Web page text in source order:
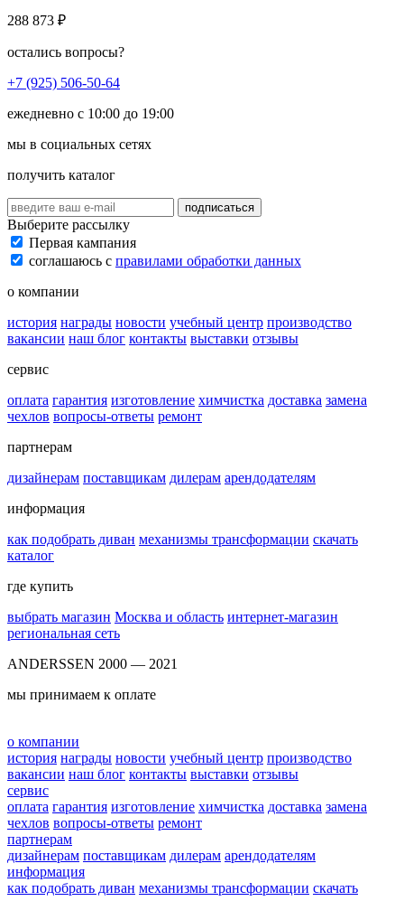
288 873 ₽
остались вопросы?
+7 (925) 506-50-64
ежедневно с 10:00 до 19:00
мы в социальных сетях
получить каталог
подписаться
Выберите рассылку
Первая кампания
соглашаюсь с правилами обработки данных
о компании
история награды новости учебный центр производство
вакансии наш блог контакты выставки отзывы
сервис
оплата гарантия изготовление химчистка доставка замена
чехлов вопросы-ответы ремонт
партнерам
дизайнерам поставщикам дилерам арендодателям
информация
как подобрать диван механизмы трансформации скачать
каталог
где купить
выбрать магазин Москва и область интернет-магазин
региональная сеть
ANDERSSEN 2000 — 2021
мы принимаем к оплате
о компании
история награды новости учебный центр производство
вакансии наш блог контакты выставки отзывы
сервис
оплата гарантия изготовление химчистка доставка замена
чехлов вопросы-ответы ремонт
партнерам
дизайнерам поставщикам дилерам арендодателям
информация
как подобрать диван механизмы трансформации скачать